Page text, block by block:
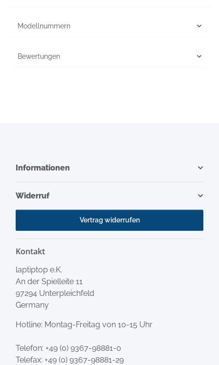
Modellnummern
Bewertungen
Informationen
Widerruf
Vertrag widerrufen
Kontakt
laptiptop e.K.
An der Spielleite 11
97294 Unterpleichfeld
Germany
Hotline: Montag-Freitag von 10-15 Uhr
Telefon: +49 (0) 9367-98881-0
Telefax: +49 (0) 9367-98881-29